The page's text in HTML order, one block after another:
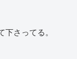
下さってる。